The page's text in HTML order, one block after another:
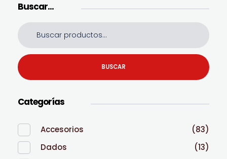
Buscar…
BUSCAR
Categorías
Accesorios
(83)
Dados
(13)